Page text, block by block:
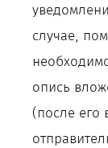
случае,
опись
(после его